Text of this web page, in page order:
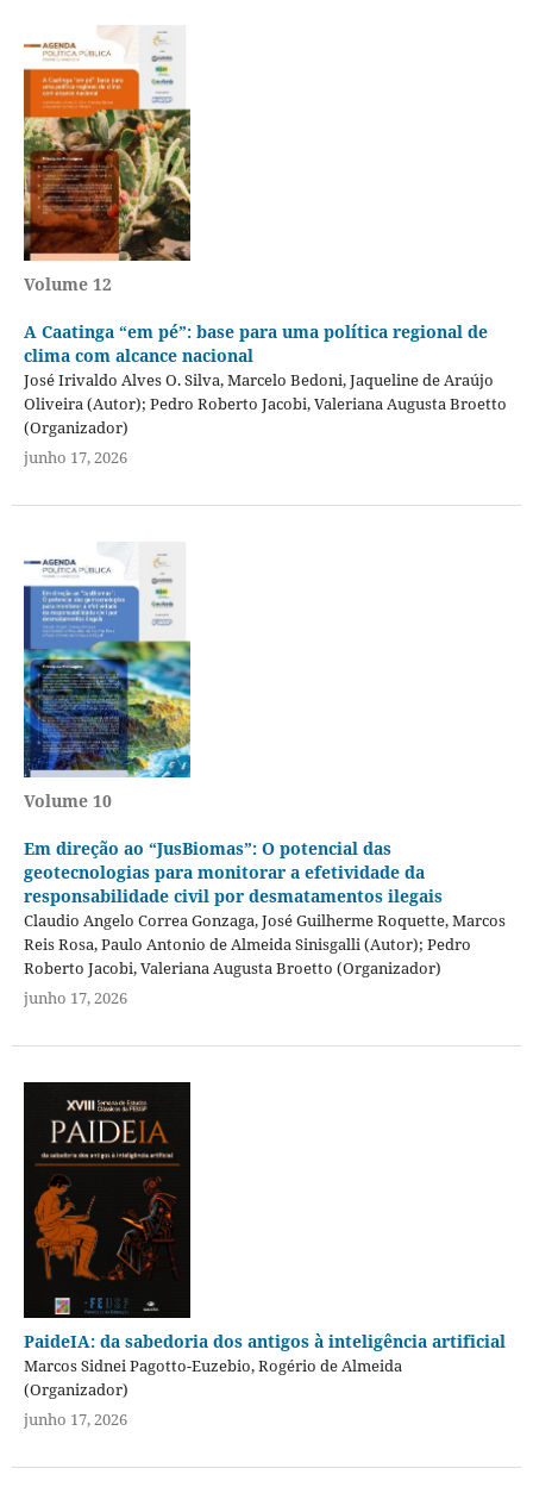
Volume 12
A Caatinga “em pé”: base para uma política regional de
clima com alcance nacional
José Irivaldo Alves O. Silva, Marcelo Bedoni, Jaqueline de Araújo
Oliveira (Autor); Pedro Roberto Jacobi, Valeriana Augusta Broetto
(Organizador)
junho 17, 2026
Volume 10
Em direção ao “JusBiomas”: O potencial das
geotecnologias para monitorar a efetividade da
responsabilidade civil por desmatamentos ilegais
Claudio Angelo Correa Gonzaga, José Guilherme Roquette, Marcos
Reis Rosa, Paulo Antonio de Almeida Sinisgalli (Autor); Pedro
Roberto Jacobi, Valeriana Augusta Broetto (Organizador)
junho 17, 2026
PaideIA: da sabedoria dos antigos à inteligência artificial
Marcos Sidnei Pagotto-Euzebio, Rogério de Almeida
(Organizador)
junho 17, 2026